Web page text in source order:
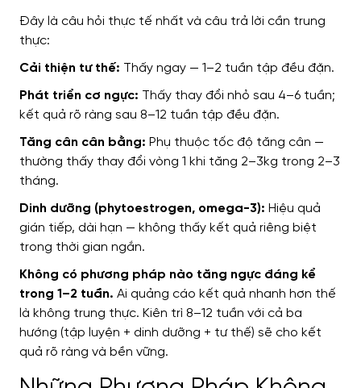
Đây là câu hỏi thực tế nhất và câu trả lời cần trung
thực:
Cải thiện tư thế: Thấy ngay — 1–2 tuần tập đều đặn.
Phát triển cơ ngực: Thấy thay đổi nhỏ sau 4–6 tuần;
kết quả rõ ràng sau 8–12 tuần tập đều đặn.
Tăng cân cân bằng: Phụ thuộc tốc độ tăng cân —
thường thấy thay đổi vòng 1 khi tăng 2–3kg trong 2–3
tháng.
Dinh dưỡng (phytoestrogen, omega-3): Hiệu quả
gián tiếp, dài hạn — không thấy kết quả riêng biệt
trong thời gian ngắn.
Không có phương pháp nào tăng ngực đáng kể
trong 1–2 tuần. Ai quảng cáo kết quả nhanh hơn thế
là không trung thực. Kiên trì 8–12 tuần với cả ba
hướng (tập luyện + dinh dưỡng + tư thế) sẽ cho kết
quả rõ ràng và bền vững.